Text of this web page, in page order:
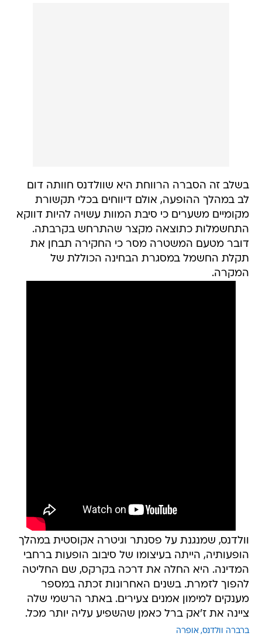
בשלב זה הסברה הרווחת היא שוולדנס חוותה דום
לב במהלך ההופעה, אולם דיווחים בכלי תקשורת
מקומיים משערים כי סיבת המוות עשויה להיות דווקא
התחשמלות כתוצאה מקצר שהתרחש בקרבתה.
דובר מטעם המשטרה מסר כי החקירה תבחן את
תקלת החשמל במסגרת הבחינה הכוללת של
המקרה.
וולדנס, שמנגנת על פסנתר וגיטרה אקוסטית במהלך
הופעותיה, הייתה בעיצומו של סיבוב הופעות ברחבי
המדינה. היא החלה את דרכה בקרקס, שם החליטה
להפוך לזמרת. בשנים האחרונות זכתה במספר
מענקים למימון אמנים צעירים. באתר הרשמי שלה
ציינה את ז'אק ברל כאמן שהשפיע עליה יותר מכל.
ברברה וולדנס אופרה